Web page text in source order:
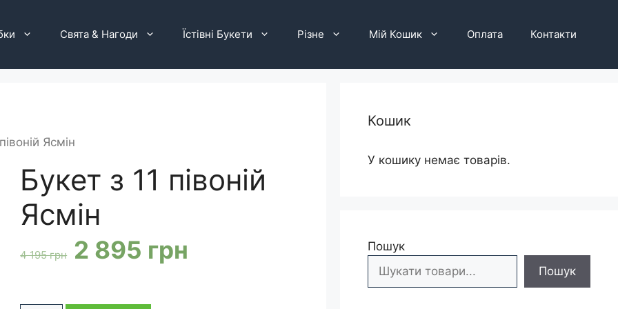
Свята & Нагоди Їстівні Букети Різне Мій Кошик Оплата Контакти
Ясмін
Букет з 11 півоній
Ясмін
4 195грн
Оригінальна
2 895 грн
Кошик
У кошику немає товарів.
Пошук
Пошук